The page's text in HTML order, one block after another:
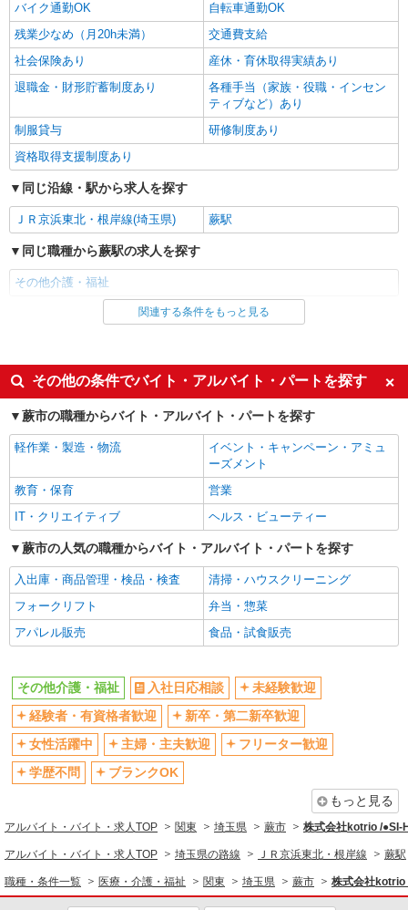
バイク通勤OK
自転車通勤OK
残業少なめ（月20h未満）
交通費支給
社会保険あり
産休・育休取得実績あり
退職金・財形貯蓄制度あり
各種手当（家族・役職・インセン
ティブなど）あり
制服貸与
研修制度あり
資格取得支援制度あり
同じ沿線・駅から求人を探す
ＪＲ京浜東北・根岸線(埼玉県) 蕨駅
同じ職種から蕨駅の求人を探す
その他介護・福祉
同じ雇用形態から蕨駅の求人を探す
同じ特徴から蕨駅の求人を探す
入社日応相談
未経験歓迎
経験者・有資格者歓迎
新卒・第二新卒歓迎
主婦・主夫歓迎
フリーター歓迎
学歴不問
ブランクOK
ミドル（40代～）活躍中
エルダー（50代～）活躍中
シニア（60代～）活躍中
高収入・高額
ボーナス・賞与あり
昇給あり
完全週休2日制
フルタイム歓迎
禁煙・分煙
駅直結・駅チカ
車通勤OK
残業少なめ（月20h未満）
交通費支給
社会保険あり
産休・育休取得実績あり
退職金・財形貯蓄制度あり
各種手当（家族・役職・インセン
資格取得支援制度あり
同じ職種から求人を探す
医療・介護・福祉
関連する条件をもっと見る
その他の条件でバイト・アルバイト・パートを探す
蕨市の職種からバイト・アルバイト・パートを探す
軽作業・製造・物流
イベント・キャンペーン・アミュ
ーズメント
教育・保育
営業
IT・クリエイティブ
ヘルス・ビューティー
蕨市の人気の職種からバイト・アルバイト・パートを探す
入出庫・商品管理・検品・検査
清掃・ハウスクリーニング
フォークリフト
弁当・惣菜
アパレル販売
食品・試食販売
その他介護・福祉 入社日応相談
未経験歓迎
経験者・有資格者歓迎
新卒・第二新卒歓迎
女性活躍中
主婦・主夫歓迎
フリーター歓迎
学歴不問
ブランクOK
もっと見る
アルバイト・バイト・求人TOP 関東 埼玉県 蕨市 株式会社kotrio /●SI-
アルバイト・バイト・求人TOP 埼玉県の路線 ＪＲ京浜東北・根岸線 蕨駅
職種・条件一覧 医療・介護・福祉 関東 埼玉県 蕨市 株式会社kotrio